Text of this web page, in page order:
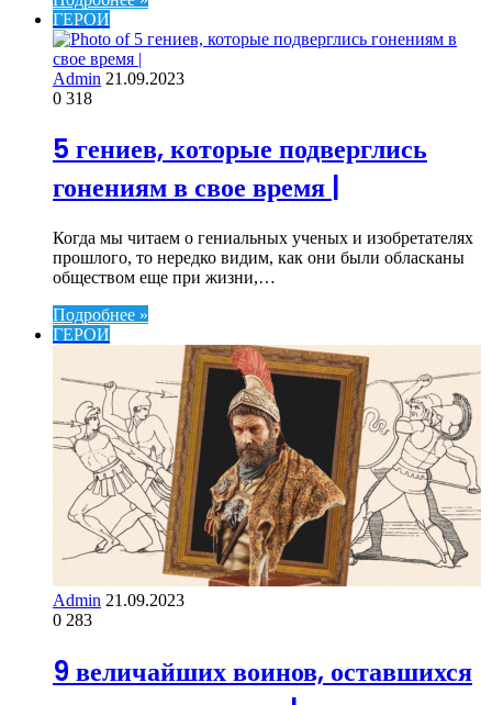
ГЕРОИ
Admin 21.09.2023
0 318
5 гениев, которые подверглись
гонениям в свое время |
Когда мы читаем о гениальных ученых и изобретателях
прошлого, то нередко видим, как они были обласканы
обществом еще при жизни,…
Подробнее »
ГЕРОИ
Admin 21.09.2023
0 283
9 величайших воинов, оставшихся